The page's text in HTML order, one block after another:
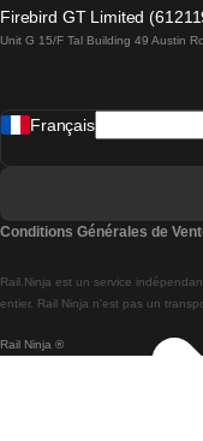
Firebird GT Limited
Unit G 15/F Tal Building 49 Austin
Rail Ninja ®
Rail.Ninja est un service
entier. Rail Ninja n'est pas un
Français
Conditions Générales de